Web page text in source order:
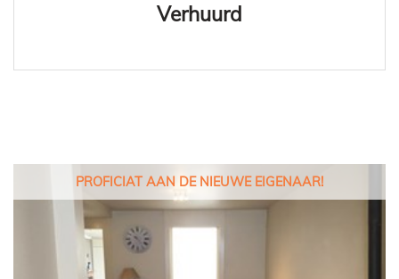
Verhuurd
PROFICIAT AAN DE NIEUWE EIGENAAR!